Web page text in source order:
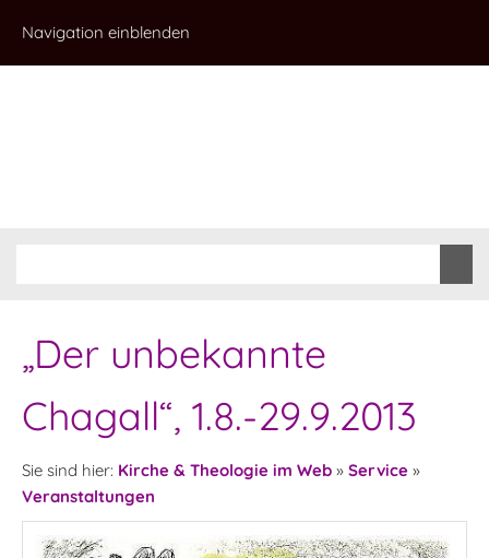
Navigation einblenden
„Der unbekannte
Chagall“, 1.8.-29.9.2013
Sie sind hier: Kirche & Theologie im Web » Service »
Veranstaltungen